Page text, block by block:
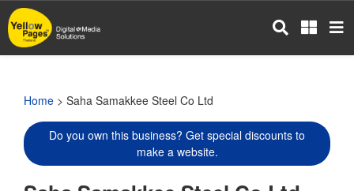
Skip
to
main
Home > Saha Samakkee Steel Co Ltd
Do you own this business? Get special discounts to
make a website.